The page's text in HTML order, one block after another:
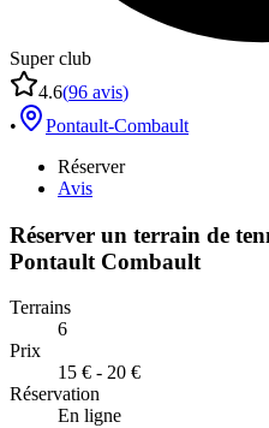
Super club
4.6(96 avis)
•
Pontault-Combault
Réserver
Avis
Réserver un terrain de
Pontault Combault
Terrains
6
Prix
15 € - 20 €
Réservation
En ligne